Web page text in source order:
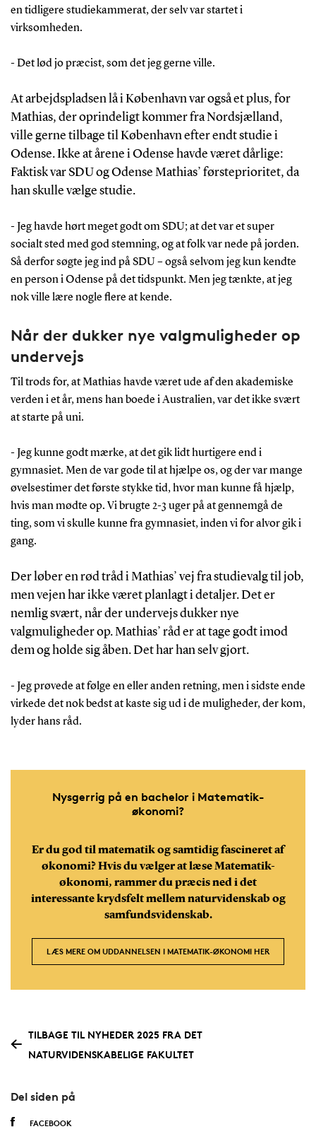
en tidligere studiekammerat, der selv var startet i
virksomheden.
- Det lød jo præcist, som det jeg gerne ville.
At arbejdspladsen lå i København var også et plus, for
Mathias, der oprindeligt kommer fra Nordsjælland,
ville gerne tilbage til København efter endt studie i
Odense. Ikke at årene i Odense havde været dårlige:
Faktisk var SDU og Odense Mathias’ førsteprioritet, da
han skulle vælge studie.
- Jeg havde hørt meget godt om SDU; at det var et super
socialt sted med god stemning, og at folk var nede på jorden.
Så derfor søgte jeg ind på SDU – også selvom jeg kun kendte
en person i Odense på det tidspunkt. Men jeg tænkte, at jeg
nok ville lære nogle flere at kende.
Når der dukker nye valgmuligheder op
undervejs
Til trods for, at Mathias havde været ude af den akademiske
verden i et år, mens han boede i Australien, var det ikke svært
at starte på uni.
- Jeg kunne godt mærke, at det gik lidt hurtigere end i
gymnasiet. Men de var gode til at hjælpe os, og der var mange
øvelsestimer det første stykke tid, hvor man kunne få hjælp,
hvis man mødte op. Vi brugte 2-3 uger på at gennemgå de
ting, som vi skulle kunne fra gymnasiet, inden vi for alvor gik i
gang.
Der løber en rød tråd i Mathias’ vej fra studievalg til job,
men vejen har ikke været planlagt i detaljer. Det er
nemlig svært, når der undervejs dukker nye
valgmuligheder op. Mathias’ råd er at tage godt imod
dem og holde sig åben. Det har han selv gjort.
- Jeg prøvede at følge en eller anden retning, men i sidste ende
virkede det nok bedst at kaste sig ud i de muligheder, der kom,
lyder hans råd.
Nysgerrig på en bachelor i Matematik-
økonomi?
Er du god til matematik og samtidig fascineret af
økonomi? Hvis du vælger at læse Matematik-
økonomi, rammer du præcis ned i det
interessante krydsfelt mellem naturvidenskab og
samfundsvidenskab.
LÆS MERE OM UDDANNELSEN I MATEMATIK-ØKONOMI HER
TILBAGE TIL NYHEDER 2025 FRA DET
NATURVIDENSKABELIGE FAKULTET
Del siden på
FACEBOOK